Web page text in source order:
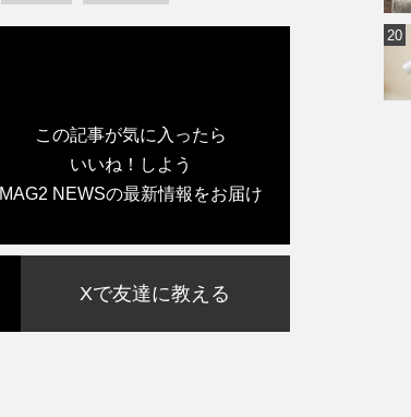
この記事が気に入ったら
いいね！しよう
MAG2 NEWSの最新情報をお届け
Xで友達に教える